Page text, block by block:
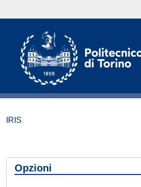
IRIS
Opzioni